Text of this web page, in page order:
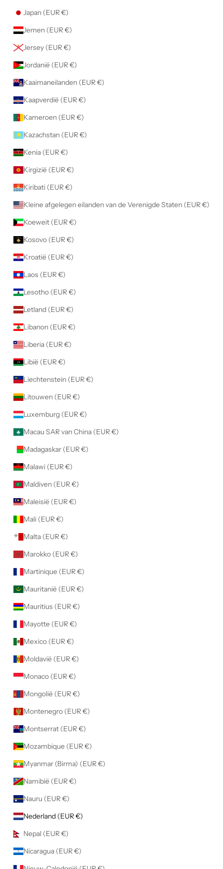
Japan (EUR €)
Jemen (EUR €)
Jersey (EUR €)
Jordanië (EUR €)
Kaaimaneilanden (EUR €)
Kaapverdië (EUR €)
Kameroen (EUR €)
Kazachstan (EUR €)
Kenia (EUR €)
Kirgizië (EUR €)
Kiribati (EUR €)
Kleine afgelegen eilanden van de Verenigde Staten (EUR €)
Koeweit (EUR €)
Kosovo (EUR €)
Kroatië (EUR €)
Laos (EUR €)
Lesotho (EUR €)
Letland (EUR €)
Libanon (EUR €)
Liberia (EUR €)
Libië (EUR €)
Liechtenstein (EUR €)
Litouwen (EUR €)
Luxemburg (EUR €)
Macau SAR van China (EUR €)
Madagaskar (EUR €)
Malawi (EUR €)
Maldiven (EUR €)
Maleisië (EUR €)
Mali (EUR €)
Malta (EUR €)
Marokko (EUR €)
Martinique (EUR €)
Mauritanië (EUR €)
Mauritius (EUR €)
Mayotte (EUR €)
Mexico (EUR €)
Moldavië (EUR €)
Monaco (EUR €)
Mongolië (EUR €)
Montenegro (EUR €)
Montserrat (EUR €)
Mozambique (EUR €)
Myanmar (Birma) (EUR €)
Namibië (EUR €)
Nauru (EUR €)
Nederland (EUR €)
Nepal (EUR €)
Nicaragua (EUR €)